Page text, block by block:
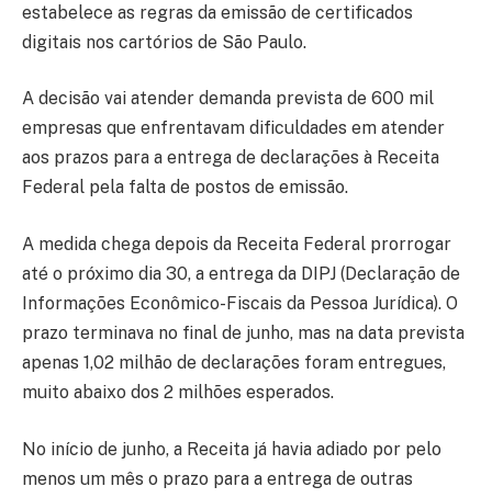
estabelece as regras da emissão de certificados
digitais nos cartórios de São Paulo.
A decisão vai atender demanda prevista de 600 mil
empresas que enfrentavam dificuldades em atender
aos prazos para a entrega de declarações à Receita
Federal pela falta de postos de emissão.
A medida chega depois da Receita Federal prorrogar
até o próximo dia 30, a entrega da DIPJ (Declaração de
Informações Econômico-Fiscais da Pessoa Jurídica). O
prazo terminava no final de junho, mas na data prevista
apenas 1,02 milhão de declarações foram entregues,
muito abaixo dos 2 milhões esperados.
No início de junho, a Receita já havia adiado por pelo
menos um mês o prazo para a entrega de outras